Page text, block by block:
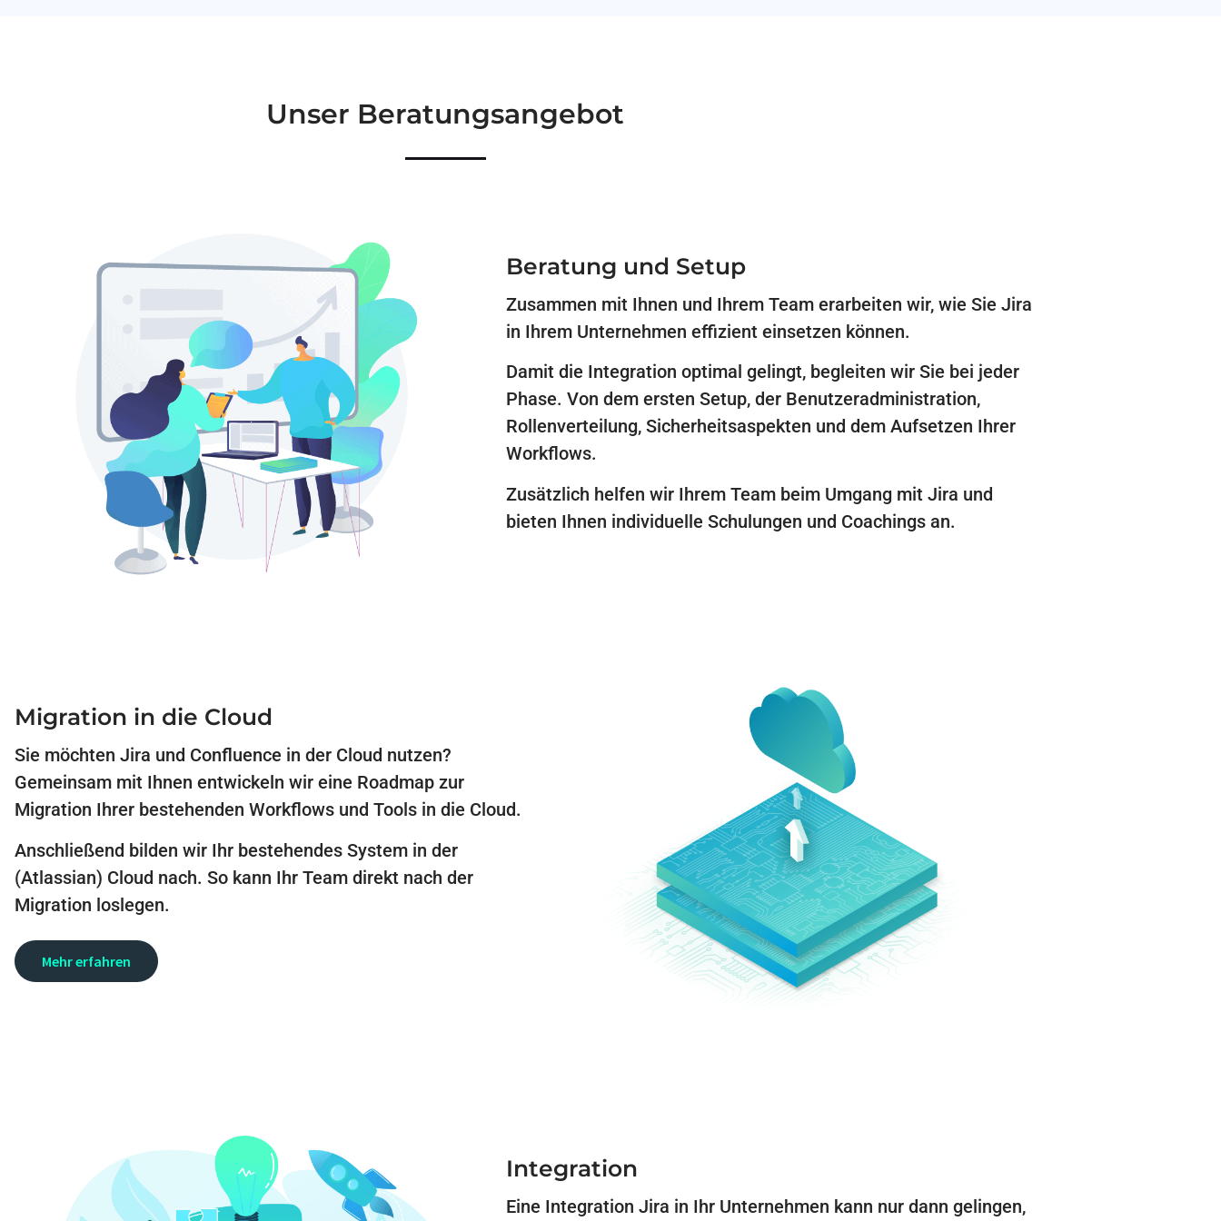
Unser Beratungsangebot
Beratung und Setup
Zusammen mit Ihnen und Ihrem Team erarbeiten wir, wie Sie Jira
in Ihrem Unternehmen effizient einsetzen können.
Damit die Integration optimal gelingt, begleiten wir Sie bei jeder
Phase. Von dem ersten Setup, der Benutzeradministration,
Rollenverteilung, Sicherheitsaspekten und dem Aufsetzen Ihrer
Workflows.
Zusätzlich helfen wir Ihrem Team beim Umgang mit Jira und
bieten Ihnen individuelle Schulungen und Coachings an.
Migration in die Cloud
Sie möchten Jira und Confluence in der Cloud nutzen?
Gemeinsam mit Ihnen entwickeln wir eine Roadmap zur
Migration Ihrer bestehenden Workflows und Tools in die Cloud.
Anschließend bilden wir Ihr bestehendes System in der
(Atlassian) Cloud nach. So kann Ihr Team direkt nach der
Migration loslegen.
Mehr erfahren
Integration
Eine Integration Jira in Ihr Unternehmen kann nur dann gelingen,